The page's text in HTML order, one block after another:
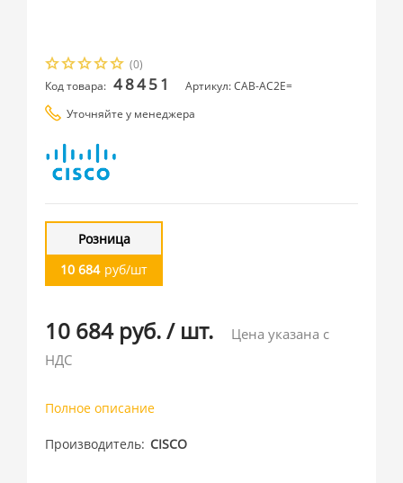
(0)
Код товара: 48451
Артикул: CAB-AC2E=
Уточняйте у менеджера
Розница
10 684 руб/шт
10 684 руб./ шт.
Цена указана с
НДС
Полное описание
Производитель CISCO